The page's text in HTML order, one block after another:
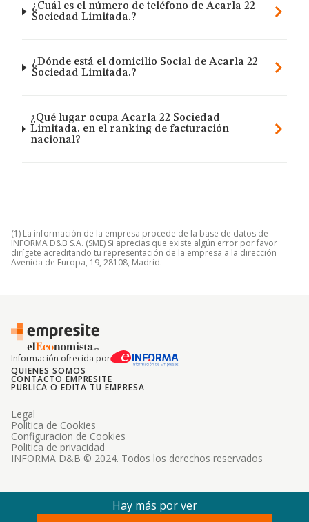
¿Cuál es el número de teléfono de Acarla 22
Sociedad Limitada.?
¿Dónde está el domicilio Social de Acarla 22
Sociedad Limitada.?
¿Qué lugar ocupa Acarla 22 Sociedad
Limitada. en el ranking de facturación
nacional?
(1) La información de la empresa procede de la base de datos de
INFORMA D&B S.A. (SME) Si aprecias que existe algún error por favor
dirígete acreditando tu representación de la empresa a la dirección
Avenida de Europa, 19, 28108, Madrid.
Información ofrecida por
QUIENES SOMOS
CONTACTO EMPRESITE
PUBLICA O EDITA TU EMPRESA
INFORMA D&B © 2024. Todos los derechos reservados
Legal
Politica de Cookies
Configuracion de Cookies
Politica de privacidad
Hay más por ver